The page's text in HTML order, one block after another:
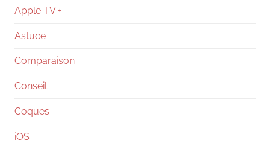
Apple TV +
Astuce
Comparaison
Conseil
Coques
iOS